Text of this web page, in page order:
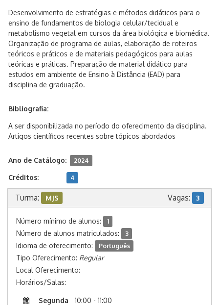
Desenvolvimento de estratégias e métodos didáticos para o
ensino de fundamentos de biologia celular/tecidual e
metabolismo vegetal em cursos da área biológica e biomédica.
Organização de programa de aulas, elaboração de roteiros
teóricos e práticos e de materiais pedagógicos para aulas
teóricas e práticas. Preparação de material didático para
estudos em ambiente de Ensino à Distância (EAD) para
disciplina de graduação.
Bibliografia:
A ser disponibilizada no período do oferecimento da disciplina.
Artigos científicos recentes sobre tópicos abordados
Ano de Catálogo: 2024
Créditos: 4
Turma: MJS Vagas: 3
Número mínimo de alunos: 1
Número de alunos matriculados: 3
Idioma de oferecimento: Português
Tipo Oferecimento: Regular
Local Oferecimento:
Horários/Salas:
Segunda
10:00 - 11:00